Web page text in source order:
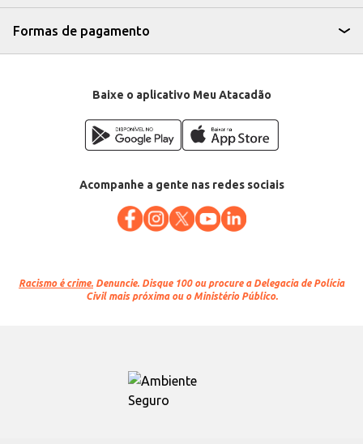
Formas de pagamento
Baixe o aplicativo Meu Atacadão
Acompanhe a gente nas redes sociais
Racismo é crime. Denuncie. Disque 100 ou procure a Delegacia de Polícia
Civil mais próxima ou o Ministério Público.